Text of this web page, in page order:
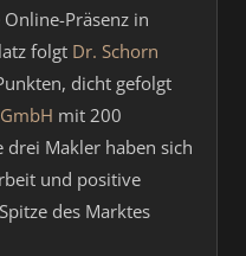
Präsenz in
folgt Dr. Schorn
dicht gefolgt
mit 200
drei Makler haben sich
und positive
des Marktes